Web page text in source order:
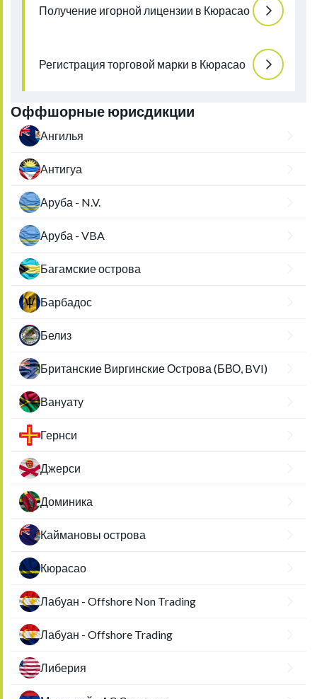
Получение игорной лицензии в Кюрасао
Регистрация торговой марки в Кюрасао
Оффшорные юрисдикции
Ангилья
Антигуа
Аруба - N.V.
Аруба - VBA
Багамские острова
Барбадос
Белиз
Британские Виргинские Острова (БВО, BVI)
Вануату
Гернси
Джерси
Доминика
Каймановы острова
Кюрасао
Лабуан - Offshore Non Trading
Лабуан - Offshore Trading
Либерия